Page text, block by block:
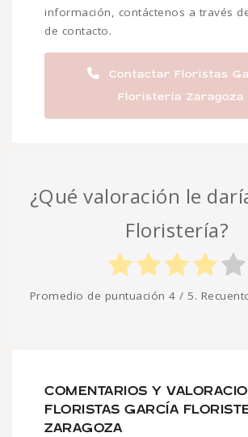
información, contáctenos a través
de contacto.
Contactar Floristas
Floristería Zaragoza
¿Qué valoración le
Floristería?
Promedio de puntuación4 / 5.
COMENTARIOS Y
FLORISTAS GARCÍA
ZARAGOZA